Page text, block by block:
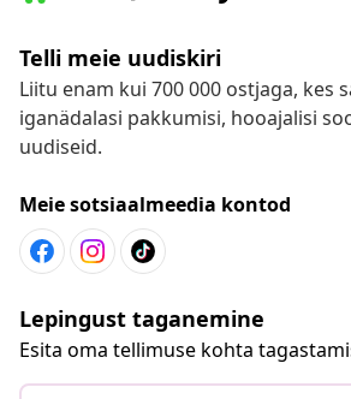
Telli meie uudiskiri
Liitu enam kui 700 000 ostjaga, kes
iganädalasi pakkumisi, hooajalisi
uudiseid.
Meie sotsiaalmeedia kontod
Lepingust taganemine
Esita oma tellimuse kohta